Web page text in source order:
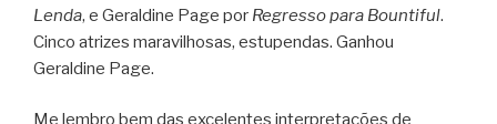
Lenda, e Geraldine Page por Regresso para Bountiful.
Cinco atrizes maravilhosas, estupendas. Ganhou
Geraldine Page.
Me lembro bem das excelentes interpretações de